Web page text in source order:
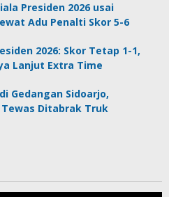
Presiden 2026 usai
Adu Penalti Skor 5-6
2026: Skor Tetap 1-1,
Lanjut Extra Time
Gedangan Sidoarjo,
Ditabrak Truk